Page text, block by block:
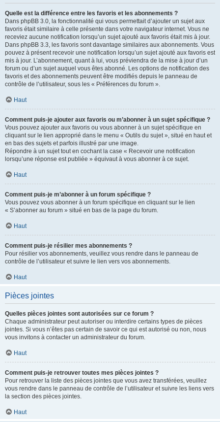
Quelle est la différence entre les favoris et les abonnements ?
Dans phpBB 3.0, la fonctionnalité qui vous permettait d’ajouter un sujet aux
favoris était similaire à celle présente dans votre navigateur internet. Vous ne
receviez aucune notification lorsqu’un sujet ajouté aux favoris était mis à jour.
Dans phpBB 3.3, les favoris sont davantage similaires aux abonnements. Vous
pouvez à présent recevoir une notification lorsqu’un sujet ajouté aux favoris est
mis à jour. L’abonnement, quant à lui, vous préviendra de la mise à jour d’un
forum ou d’un sujet auquel vous êtes abonné. Les options de notification des
favoris et des abonnements peuvent être modifiés depuis le panneau de
contrôle de l’utilisateur, sous les « Préférences du forum ».
Haut
Comment puis-je ajouter aux favoris ou m’abonner à un sujet spécifique ?
Vous pouvez ajouter aux favoris ou vous abonner à un sujet spécifique en
cliquant sur le lien approprié dans le menu « Outils du sujet », situé en haut et
en bas des sujets et parfois illustré par une image.
Répondre à un sujet tout en cochant la case « Recevoir une notification
lorsqu’une réponse est publiée » équivaut à vous abonner à ce sujet.
Haut
Comment puis-je m’abonner à un forum spécifique ?
Vous pouvez vous abonner à un forum spécifique en cliquant sur le lien
« S’abonner au forum » situé en bas de la page du forum.
Haut
Comment puis-je résilier mes abonnements ?
Pour résilier vos abonnements, veuillez vous rendre dans le panneau de
contrôle de l’utilisateur et suivre le lien vers vos abonnements.
Haut
Pièces jointes
Quelles pièces jointes sont autorisées sur ce forum ?
Chaque administrateur peut autoriser ou interdire certains types de pièces
jointes. Si vous n’êtes pas certain de savoir ce qui est autorisé ou non, nous
vous invitons à contacter un administrateur du forum.
Haut
Comment puis-je retrouver toutes mes pièces jointes ?
Pour retrouver la liste des pièces jointes que vous avez transférées, veuillez
vous rendre dans le panneau de contrôle de l’utilisateur et suivre les liens vers
la section des pièces jointes.
Haut